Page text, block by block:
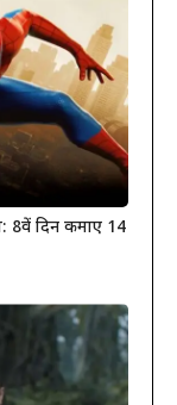
8वें दिन कमाए 14